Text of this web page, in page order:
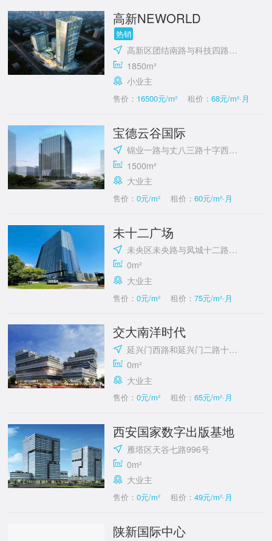
高新NEWORLD
热销
高新区团结南路与科技四路十字东北角
1850m²
小业主
售价： 16500元/m² 租价： 68元/m²·月
宝德云谷国际
锦业一路与丈八三路十字西南角
1500m²
大业主
售价：0元/m² 租价： 60元/m²·月
未十二广场
未央区未央路与凤城十二路十字西南角
0m²
大业主
售价：0元/m² 租价： 75元/m²·月
交大南洋时代
延兴门西路和延兴门二路十字东北角
0m²
大业主
售价：0元/m² 租价： 65元/m²·月
西安国家数字出版基地
雁塔区天谷七路996号
0m²
大业主
售价：0元/m² 租价： 49元/m²·月
陕新国际中心